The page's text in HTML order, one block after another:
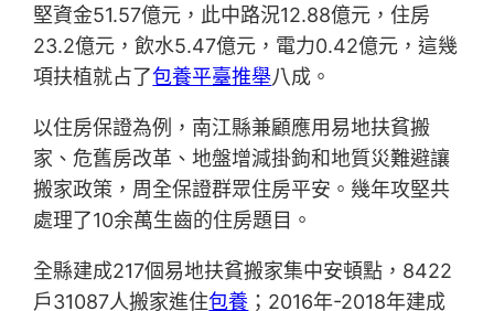
堅資金51.57億元，此中路況12.88億元，住房
23.2億元，飲水5.47億元，電力0.42億元，這幾
項扶植就占了包養平臺推舉八成。
以住房保證為例，南江縣兼顧應用易地扶貧搬
家、危舊房改革、地盤增減掛鉤和地質災難避讓
搬家政策，周全保證群眾住房平安。幾年攻堅共
處理了10余萬生齒的住房題目。
全縣建成217個易地扶貧搬家集中安頓點，8422
戶31087人搬家進住包養 ；2016年-2018年建成